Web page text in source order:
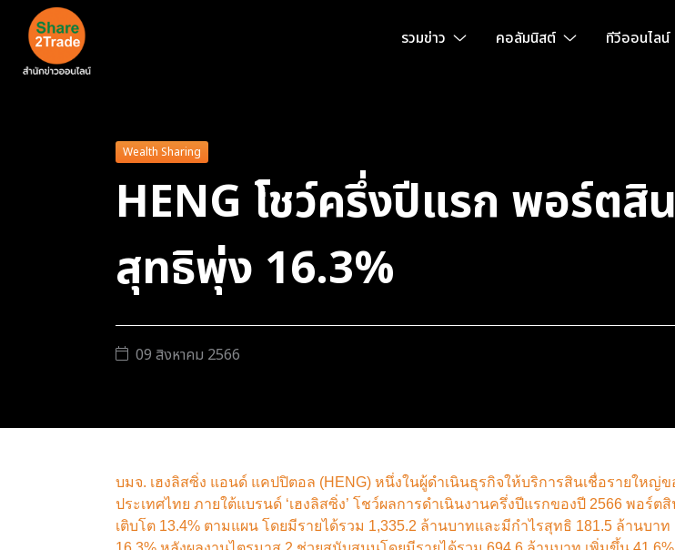
รวมข่าว คอลัมนิสต์ ทีวีออนไลน์
Wealth Sharing
HENG โชว์ครึ่งปีแรก พอร์ตสิ
สุทธิพุ่ง 16.3%
09 สิงหาคม 2566
บมจ. เฮงลิสซิ่ง แอนด์ แคปปิตอล (HENG) หนึ่งในผู้ดำเนินธุรกิจให้บริการสินเชื่อรายใหญ่ข
ประเทศไทย ภายใต้แบรนด์ ‘เฮงลิสซิ่ง’ โชว์ผลการดำเนินงานครึ่งปีแรกของปี 2566 พอร์ตสิ
เติบโต 13.4% ตามแผน โดยมีรายได้รวม 1,335.2 ล้านบาทและมีกำไรสุทธิ 181.5 ล้านบา